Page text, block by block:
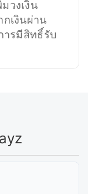
วงเงิน
เงินผ่าน
ารมีสิทธิ์รับ